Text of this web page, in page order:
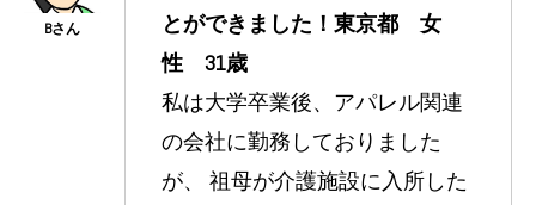
とができました！東京都 女
性 31歳
私は大学卒業後、アパレル関連
の会社に勤務しておりました
が、 祖母が介護施設に入所した